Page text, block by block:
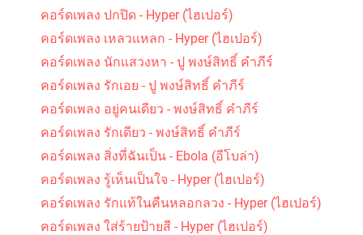
คอร์ดเพลง ปกปิด - Hyper (ไฮเปอร์)
คอร์ดเพลง เหลวแหลก - Hyper (ไฮเปอร์)
คอร์ดเพลง นักแสวงหา - ปู พงษ์สิทธิ์ คำภีร์
คอร์ดเพลง รักเอย - ปู พงษ์สิทธิ์ คำภีร์
คอร์ดเพลง อยู่คนเดียว - พงษ์สิทธิ์ คำภีร์
คอร์ดเพลง รักเดียว - พงษ์สิทธิ์ คำภีร์
คอร์ดเพลง สิ่งที่ฉันเป็น - Ebola (อีโบล่า)
คอร์ดเพลง รู้เห็นเป็นใจ - Hyper (ไฮเปอร์)
คอร์ดเพลง รักแท้ในคืนหลอกลวง - Hyper (ไฮเปอร์)
คอร์ดเพลง ใส่ร้ายป้ายสี - Hyper (ไฮเปอร์)